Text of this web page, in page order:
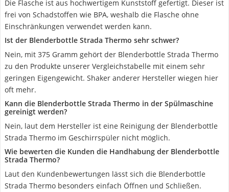
Die Flasche ist aus hochwertigem Kunststoff gefertigt. Dieser ist
frei von Schadstoffen wie BPA, weshalb die Flasche ohne
Einschränkungen verwendet werden kann.
Ist der Blenderbottle Strada Thermo sehr schwer?
Nein, mit 375 Gramm gehört der Blenderbottle Strada Thermo
zu den Produkte unserer Vergleichstabelle mit einem sehr
geringen Eigengewicht. Shaker anderer Hersteller wiegen hier
oft mehr.
Kann die Blenderbottle Strada Thermo in der Spülmaschine
gereinigt werden?
Nein, laut dem Hersteller ist eine Reinigung der Blenderbottle
Strada Thermo im Geschirrspüler nicht möglich.
Wie bewerten die Kunden die Handhabung der Blenderbottle
Strada Thermo?
Laut den Kundenbewertungen lässt sich die Blenderbottle
Strada Thermo besonders einfach Öffnen und Schließen.